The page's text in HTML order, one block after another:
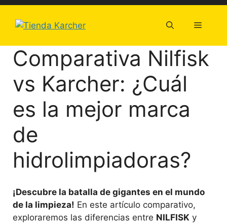
Saltar
contenido
Menú
Comparativa Nilfisk
vs Karcher: ¿Cuál
es la mejor marca
de
hidrolimpiadoras?
¡Descubre la batalla de gigantes en el mundo
de la limpieza! En este artículo comparativo,
exploraremos las diferencias entre NILFISK y